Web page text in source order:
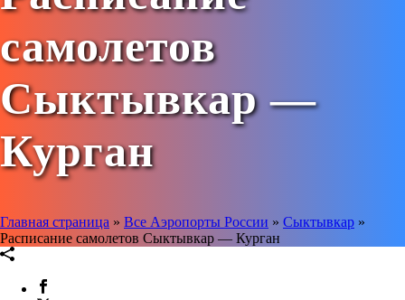
самолетов
Сыктывкар —
Курган
Главная страница » Все Аэропорты России » Сыктывкар »
Расписание самолетов Сыктывкар — Курган